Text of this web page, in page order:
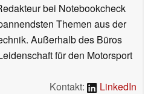
bei Notebookcheck
Themen aus der
Außerhalb des Büros
für den Motorsport
Kontakt:
LinkedIn